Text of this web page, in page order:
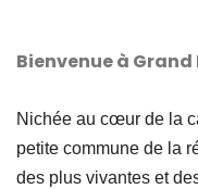
Bienvenue à
Nichée au cœur de la
petite commune de la
des plus vivantes et